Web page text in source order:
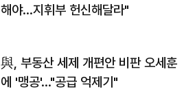
해야…지휘부 헌신해달라"
與, 부동산 세제 개편안 비판 오세훈
에 '맹공'…"공급 억제기"